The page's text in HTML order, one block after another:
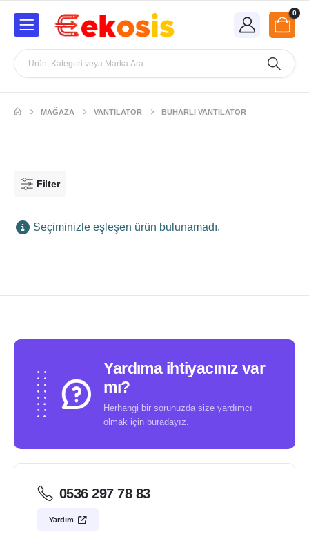
0
MAĞAZA VANTILATÖR BUHARLI VANTILATÖR
Filter
Seçiminizle eşleşen ürün bulunamadı.
Yardıma ihtiyacınız var
mı?
Herhangi bir sorunuzda size yardımcı
olmak için buradayız.
0536 297 78 83
Yardım